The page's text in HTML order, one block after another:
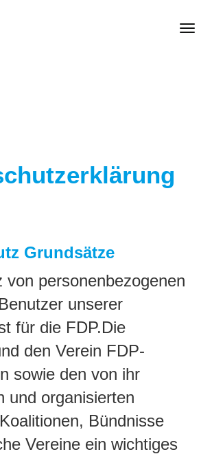
Grundsätze
von personenbezogenen
unserer
für die FDP.Die
den Verein FDP-
sowie den von ihr
und organisierten
Bündnisse
Vereine ein wichtiges